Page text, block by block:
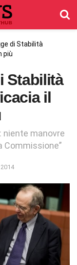
di Stabilità
più
Stabilità
il
niente manovre
Commissione”